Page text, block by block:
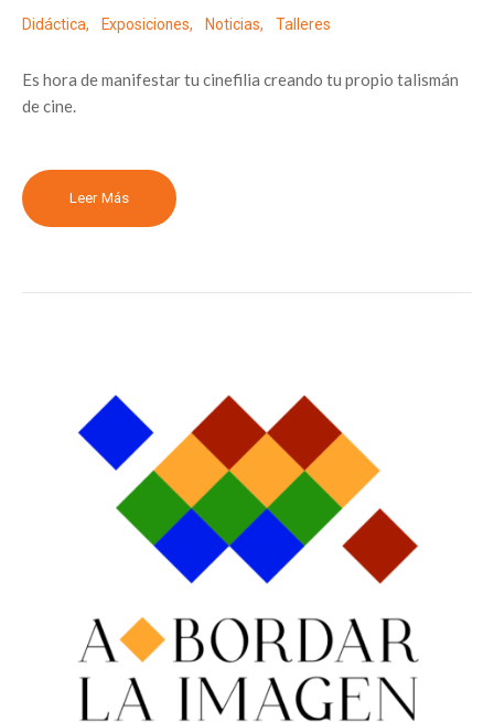
Didáctica, Exposiciones, Noticias, Talleres
Es hora de manifestar tu cinefilia creando tu propio talismán
de cine.
Leer Más